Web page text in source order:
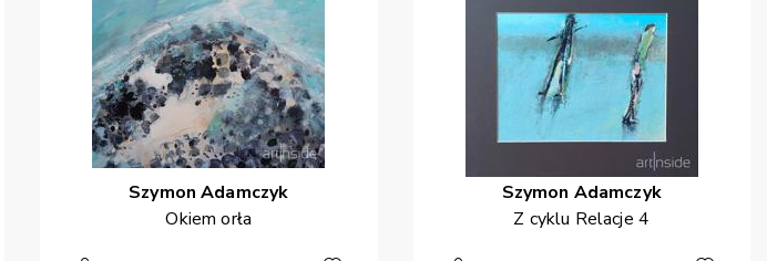
Szymon Adamczyk
Okiem orła
Szymon Adamczyk
Z cyklu Relacje 4